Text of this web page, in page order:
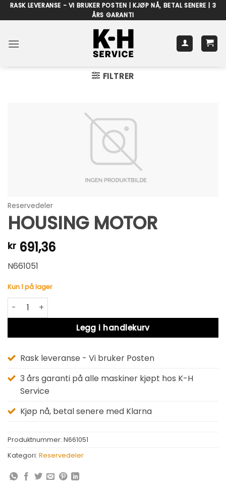
Skip
to
RASK LEVERANSE - VI BRUKER POSTEN | KJØP NÅ, BETAL SENERE | 3
ÅRS GARANTI
FILTRER
Reservedeler
HOUSING MOTOR
kr 691,36
N661051
Kun 1 på lager
HOUSING MOTOR antall
Legg i handlekurv
Alternative:
Rask leveranse - Vi bruker Posten
3 års garanti på alle maskiner kjøpt hos K-H
Service
Kjøp nå, betal senere med Klarna
Produktnummer: N661051
Kategori: Reservedeler